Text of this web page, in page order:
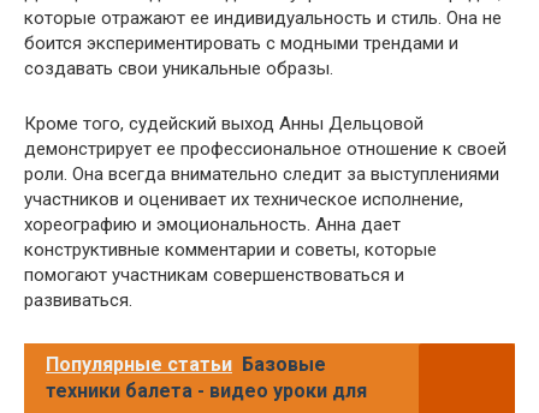
которые отражают ее индивидуальность и стиль. Она не
боится экспериментировать с модными трендами и
создавать свои уникальные образы.
Кроме того, судейский выход Анны Дельцовой
демонстрирует ее профессиональное отношение к своей
роли. Она всегда внимательно следит за выступлениями
участников и оценивает их техническое исполнение,
хореографию и эмоциональность. Анна дает
конструктивные комментарии и советы, которые
помогают участникам совершенствоваться и
развиваться.
Популярные статьи Базовые
техники балета - видео уроки для